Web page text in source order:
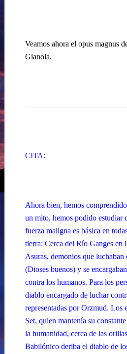
Veamos ahora el opus magnus
Gianola.
CITA:
Ahora bien, hemos
un mito, hemos podido estudiar
fuerza maligna es básica en
tierra: Cerca del Río Ganges en
Asuras, demonios que luchaban
(Dioses buenos) y se
contra los humanos. Para los
diablo encargado de luchar
representadas por Orzmud. Los
Set, quien mantenía su
la humanidad, cerca de las
Babilónico deriba el diablo de